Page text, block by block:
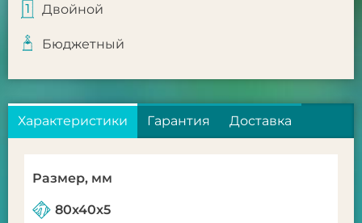
Двойной
Бюджетный
Характеристики Гарантия Доставка
Размер, мм
80x40x5